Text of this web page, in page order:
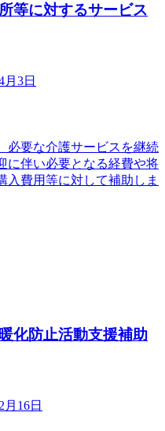
等に対するサービス
月3日
必要な介護サービスを継続
に伴い必要となる経費や将
入費用等に対して補助しま
化防止活動支援補助
月16日